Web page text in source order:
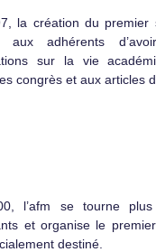
la création du premier
aux adhérents
sur la vie
congrès et aux articles
l’afm se tourne
et organise le
destiné.